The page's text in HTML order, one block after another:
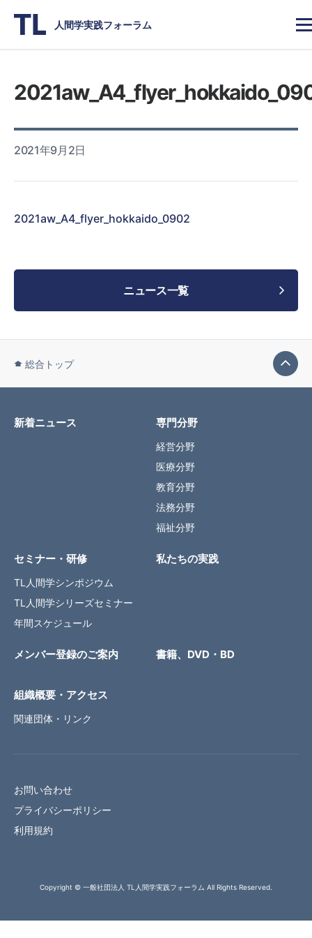
人間学実践フォーラム
2021年9月2日
2021aw_A4_flyer_hokkaido_0902
ニュース一覧
総合トップ
新着ニュース 専門分野
経営分野
医療分野
教育分野
法務分野
福祉分野
セミナー・研修
TL人間学シンポジウム
TL人間学シリーズセミナー
年間スケジュール
私たちの実践
メンバー登録のご案内 書籍、DVD・BD
組織概要・アクセス
関連団体・リンク
お問い合わせ
プライバシーポリシー
利用規約
Copyright © 一般社団法人 TL人間学実践フォーラム All Rights Reserved.